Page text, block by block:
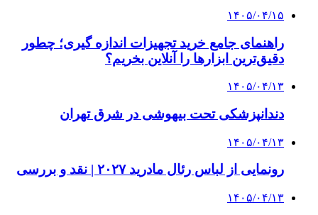
۱۴۰۵/۰۴/۱۵
راهنمای جامع خرید تجهیزات اندازه گیری؛ چطور
دقیق‌ترین ابزارها را آنلاین بخریم؟
۱۴۰۵/۰۴/۱۳
دندانپزشکی تحت بیهوشی در شرق تهران
۱۴۰۵/۰۴/۱۳
رونمایی از لباس رئال مادرید ۲۰۲۷ | نقد و بررسی
۱۴۰۵/۰۴/۱۳